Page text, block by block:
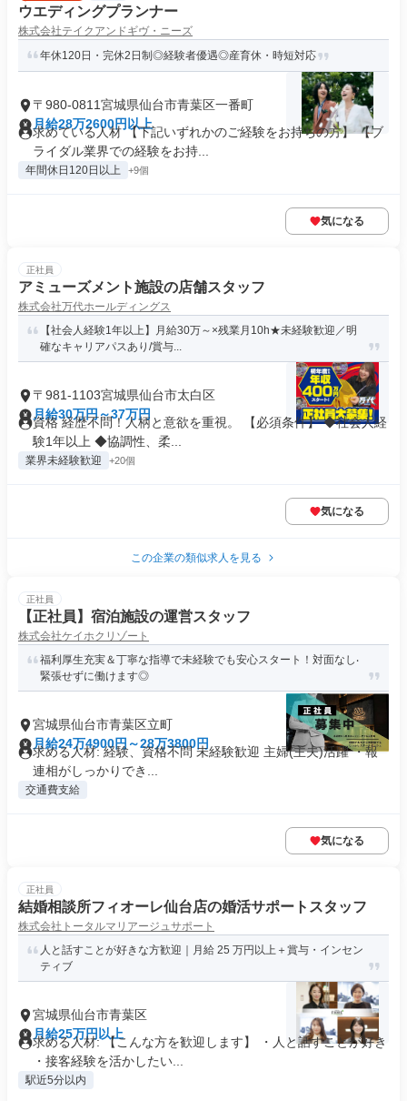
ウエディングプランナー
株式会社テイクアンドギヴ・ニーズ
年休120日・完休2日制◎経験者優遇◎産育休・時短対応
〒980-0811宮城県仙台市青葉区一番町
月給28万2600円以上
求めている人材 【下記いずれかのご経験をお持ちの方】 【ブ
ライダル業界での経験をお持...
年間休日120日以上 +9個
気になる
正社員
アミューズメント施設の店舗スタッフ
株式会社万代ホールディングス
【社会人経験1年以上】月給30万～×残業月10h★未経験歓迎／明
確なキャリアパスあり/賞与...
〒981-1103宮城県仙台市太白区
月給30万円～37万円
資格 経歴不問！人柄と意欲を重視。 【必須条件】 ◆社会人経
験1年以上 ◆協調性、柔...
業界未経験歓迎 +20個
気になる
この企業の類似求人を見る
正社員
【正社員】宿泊施設の運営スタッフ
株式会社ケイホクリゾート
福利厚⽣充実＆丁寧な指導で未経験でも安⼼スタート！対⾯なし‧
緊張せずに働けます◎
宮城県仙台市青葉区立町
月給24万4900円～28万3800円
求める人材: 経験、資格不問 未経験歓迎 主婦(主夫)活躍 ・報
連相がしっかりでき...
交通費支給
気になる
正社員
結婚相談所フィオーレ仙台店の婚活サポートスタッフ
株式会社トータルマリアージュサポート
人と話すことが好きな方歓迎｜月給 25 万円以上＋賞与・インセン
ティブ
宮城県仙台市青葉区
月給25万円以上
求める人材: 【こんな方を歓迎します】 ・人と話すことが好き
・接客経験を活かしたい...
駅近5分以内